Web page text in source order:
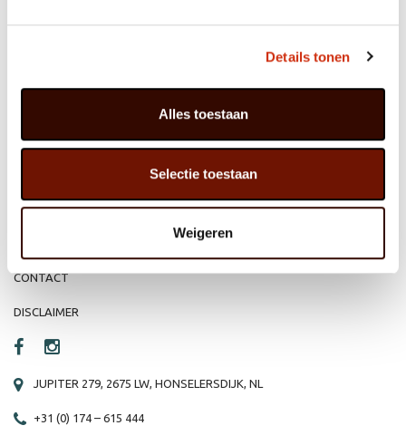
Details tonen
Alles toestaan
Selectie toestaan
Weigeren
HOME
PRODUCTEN
WEBSHOP
NIEUWS
VACATURE
PRIVACY STATEMENT
CONTACT
DISCLAIMER
JUPITER 279, 2675 LW, HONSELERSDIJK, NL
+31 (0) 174 – 615 444